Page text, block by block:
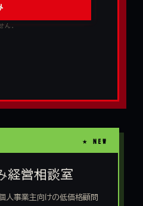
。
経営相談室
人事業主向けの低価格顧問